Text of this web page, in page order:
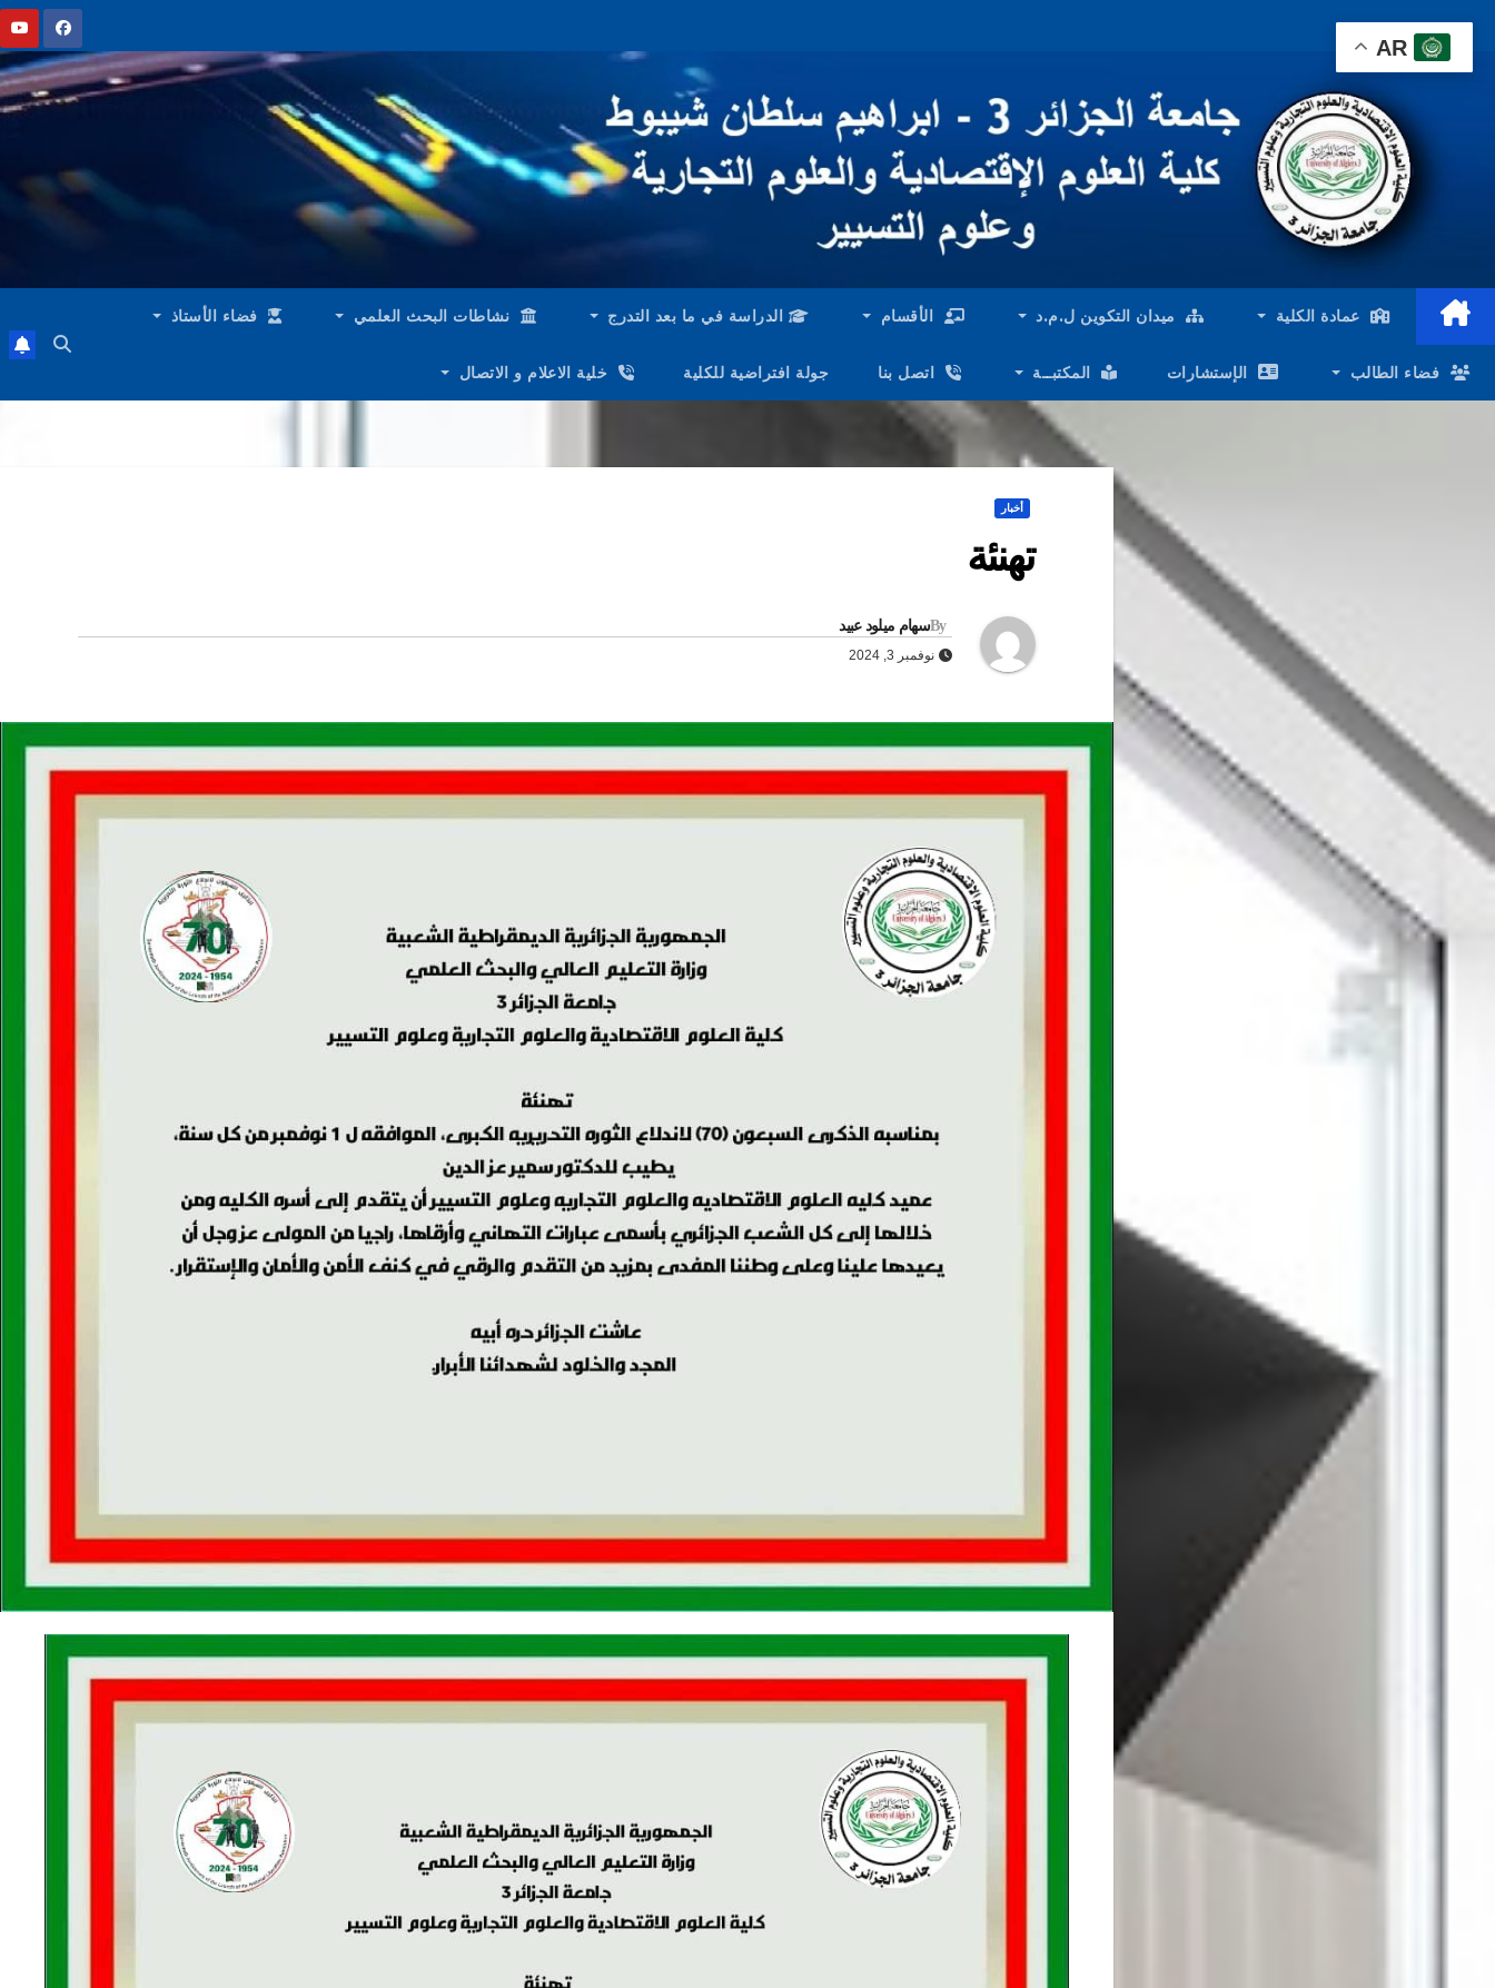
عمادة الكلية ميدان التكوين ل.م.د الأقسام الدراسة في ما بعد التدرج نشاطات البحث العلمي فضاء الأستاذ
فضاء الطالب الإستشارات المكتبــة اتصل بنا جولة افتراضية للكلية خلية الاعلام و الاتصال
أخبار
تهنئة
Byسهام ميلود عبيد
نوفمبر 3, 2024
AR